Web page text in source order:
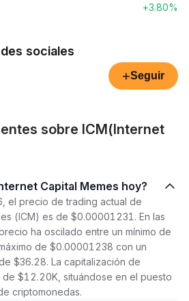
+3.80%
sociales
+Seguir
sobre ICM(Internet
Capital Memes hoy?
el precio de trading actual de
(ICM) es de $0.00001231. En las
ha oscilado entre un mínimo de
de $0.00001238 con un
$36.28. La capitalización de
$12.20K, situándose en el puesto
criptomonedas.